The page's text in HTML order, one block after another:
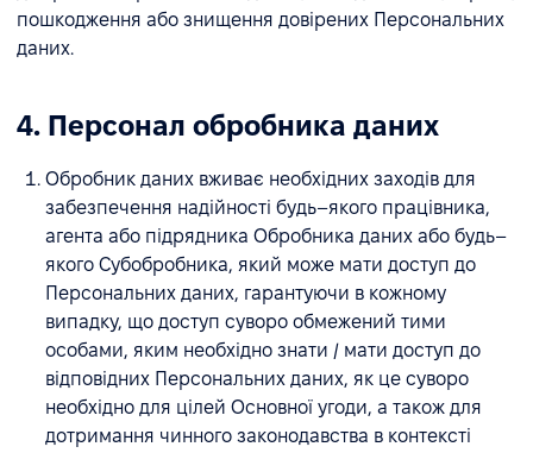
пошкодження або знищення довірених Персональних
даних.
4. Персонал обробника даних
Обробник даних вживає необхідних заходів для
забезпечення надійності будь–якого працівника,
агента або підрядника Обробника даних або будь–
якого Субобробника, який може мати доступ до
Персональних даних, гарантуючи в кожному
випадку, що доступ суворо обмежений тими
особами, яким необхідно знати / мати доступ до
відповідних Персональних даних, як це суворо
необхідно для цілей Основної угоди, а також для
дотримання чинного законодавства в контексті